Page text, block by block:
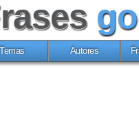
go
Temas Autores